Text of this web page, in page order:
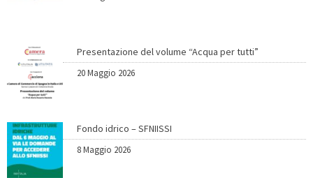
Presentazione del volume “Acqua per tutti”
20 Maggio 2026
Fondo idrico – SFNIISSI
8 Maggio 2026